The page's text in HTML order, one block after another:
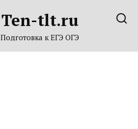
Ten-tlt.ru
Подготовка к ЕГЭ ОГЭ